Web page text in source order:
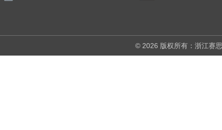
© 2026 版权所有：浙江赛